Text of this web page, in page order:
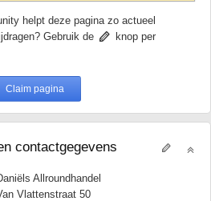
helpt deze pagina zo actueel
Gebruik de
knop per
Claim pagina
contactgegevens
Allroundhandel
Vlattenstraat 50